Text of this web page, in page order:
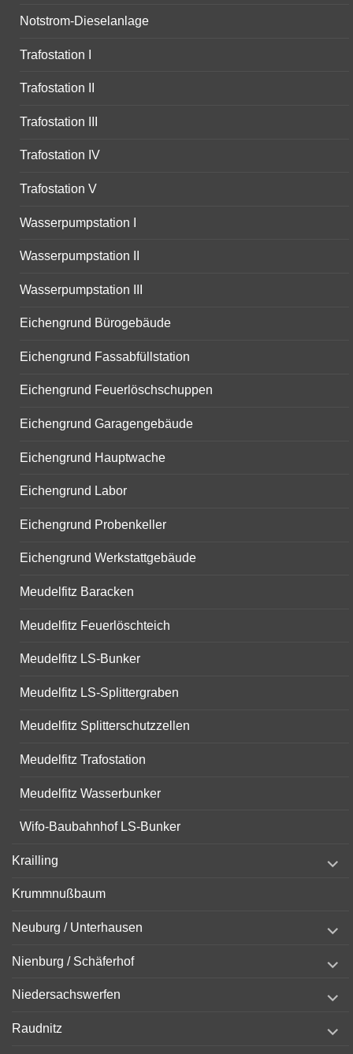
Notstrom-Dieselanlage
Trafostation I
Trafostation II
Trafostation III
Trafostation IV
Trafostation V
Wasserpumpstation I
Wasserpumpstation II
Wasserpumpstation III
Eichengrund Bürogebäude
Eichengrund Fassabfüllstation
Eichengrund Feuerlöschschuppen
Eichengrund Garagengebäude
Eichengrund Hauptwache
Eichengrund Labor
Eichengrund Probenkeller
Eichengrund Werkstattgebäude
Meudelfitz Baracken
Meudelfitz Feuerlöschteich
Meudelfitz LS-Bunker
Meudelfitz LS-Splittergraben
Meudelfitz Splitterschutzzellen
Meudelfitz Trafostation
Meudelfitz Wasserbunker
Wifo-Baubahnhof LS-Bunker
Krailling
child
Krummnußbaum
Neuburg / Unterhausen
child
Nienburg / Schäferhof
child
Niedersachswerfen
child
Raudnitz
child